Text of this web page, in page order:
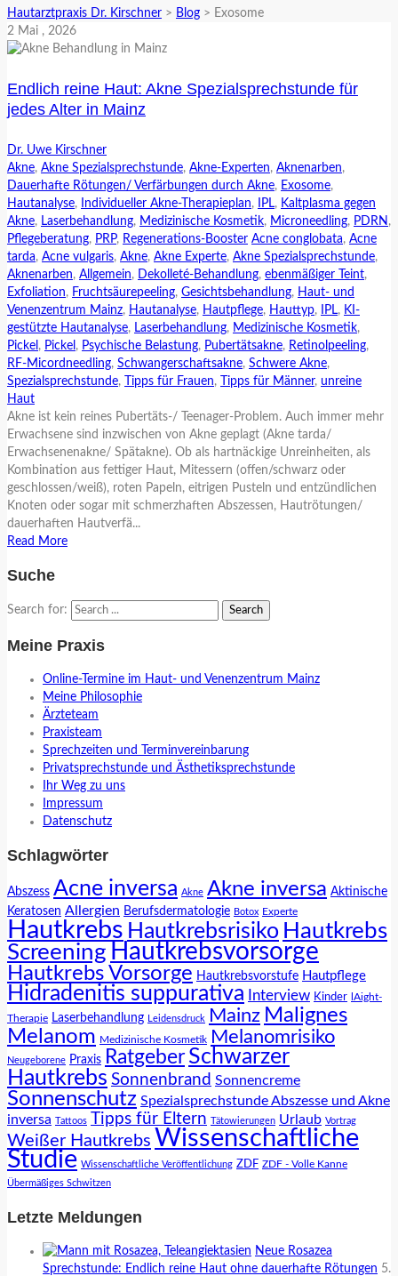
Hautarztpraxis Dr. Kirschner > Blog > Exosome
2 Mai , 2026
Endlich reine Haut: Akne Spezialsprechstunde für
jedes Alter in Mainz
Dr. Uwe Kirschner
Akne, Akne Spezialsprechstunde, Akne-Experten, Aknenarben,
Dauerhafte Rötungen/ Verfärbungen durch Akne, Exosome,
Hautanalyse, Individueller Akne-Therapieplan, IPL, Kaltplasma gegen
Akne, Laserbehandlung, Medizinische Kosmetik, Microneedling, PDRN ,
Pflegeberatung, PRP, Regenerations-Booster Acne conglobata, Acne
tarda, Acne vulgaris, Akne, Akne Experte, Akne Spezialsprechstunde,
Aknenarben, Allgemein, Dekolleté-Behandlung, ebenmäßiger Teint,
Exfoliation, Fruchtsäurepeeling, Gesichtsbehandlung, Haut- und
Venenzentrum Mainz, Hautanalyse, Hautpflege, Hauttyp, IPL, KI-
gestützte Hautanalyse, Laserbehandlung, Medizinische Kosmetik,
Pickel , Pickel , Psychische Belastung, Pubertätsakne, Retinolpeeling,
RF-Micordneedling, Schwangerschaftsakne, Schwere Akne,
Spezialsprechstunde, Tipps für Frauen, Tipps für Männer, unreine
Haut
Akne ist kein reines Pubertäts-/ Teenager-Problem. Auch immer mehr
Erwachsene sind inzwischen von Akne geplagt (Akne tarda/
Erwachsenenakne/ Spätakne). Ob als hartnäckige Unreinheiten, als
Kombination aus fettiger Haut, Mitessern (offen/schwarz oder
geschlossen/weiß), roten Papeln, eitrigen Pusteln und entzündlichen
Knoten oder sogar mit schmerzhaften Abszessen, Hautrötungen/
dauerhaften Hautverfä...
Read More
Suche
Search for:
Meine Praxis
Online-Termine im Haut- und Venenzentrum Mainz
Meine Philosophie
Ärzteteam
Praxisteam
Sprechzeiten und Terminvereinbarung
Privatsprechstunde und Ästhetiksprechstunde
Ihr Weg zu uns
Impressum
Datenschutz
Schlagwörter
Abszess Acne inversa Akne Akne inversa Aktinische
Keratosen Allergien Berufsdermatologie Botox Experte
Hautkrebs Hautkrebsrisiko Hautkrebs
Screening Hautkrebsvorsorge
Hautkrebs Vorsorge Hautkrebsvorstufe Hautpflege
Hidradenitis suppurativa Interview Kinder lAight-
Therapie Laserbehandlung Leidensdruck Mainz Malignes
Melanom Medizinische Kosmetik Melanomrisiko
Neugeborene Praxis Ratgeber Schwarzer
Hautkrebs Sonnenbrand Sonnencreme
Sonnenschutz Spezialsprechstunde Abszesse und Akne
inversa Tattoos Tipps für Eltern Tätowierungen Urlaub Vortrag
Weißer Hautkrebs Wissenschaftliche
Studie Wissenschaftliche Veröffentlichung ZDF ZDF - Volle Kanne
Übermäßiges Schwitzen
Letzte Meldungen
Neue Rosazea
Sprechstunde: Endlich reine Haut ohne dauerhafte Rötungen 5.